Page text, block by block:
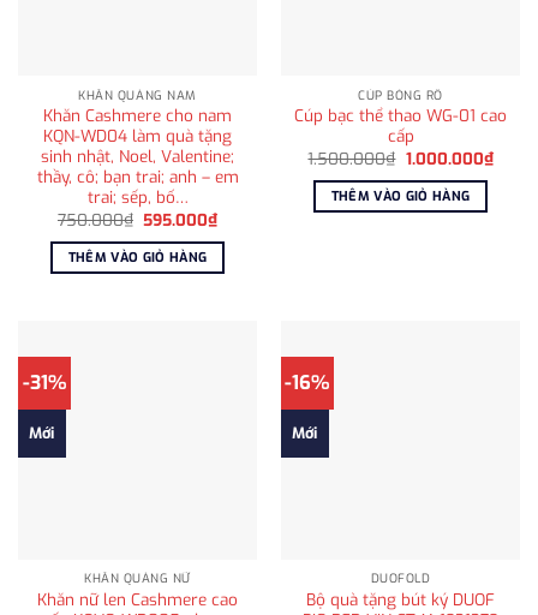
KHĂN QUÀNG NAM
Khăn Cashmere cho nam
KQN-WD04 làm quà tặng
sinh nhật, Noel, Valentine;
thầy, cô; bạn trai; anh – em
trai; sếp, bố…
750.000₫ Giá
là:
750.000₫.
595.000₫Giá
hiện
tại
595.000₫.
THÊM VÀO GIỎ HÀNG
CÚP BÓNG RỔ
Cúp bạc thể thao WG-01 cao
cấp
1.500.000₫ Giá
là:
1.500.000₫.
1.000.000₫Giá
hiện
THÊM VÀO GIỎ HÀNG
-31%
Mới
KHĂN QUÀNG NỮ
Khăn nữ len Cashmere cao
-16%
Mới
DUOFOLD
Bộ quà tặng bút ký DUOF